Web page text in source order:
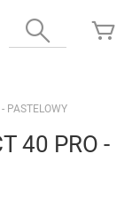
Wyszukaj
PASTELOWY
40 PRO -